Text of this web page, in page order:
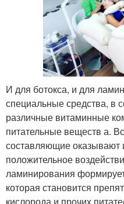
И для ботокса, и для
специальные средства, в
различные витаминные
питательные веществ а.
составляющие оказывают
положительное
ламинирования
которая становится